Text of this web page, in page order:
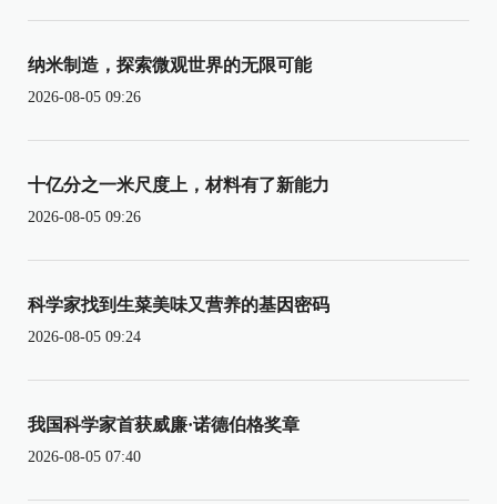
纳米制造，探索微观世界的无限可能
2026-08-05 09:26
十亿分之一米尺度上，材料有了新能力
2026-08-05 09:26
科学家找到生菜美味又营养的基因密码
2026-08-05 09:24
我国科学家首获威廉·诺德伯格奖章
2026-08-05 07:40